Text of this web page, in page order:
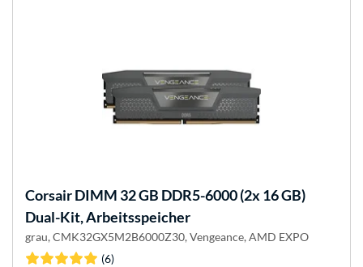
CorsairDIMM 32 GB DDR5-6000 (2x 16 GB)
Dual-Kit, Arbeitsspeicher
grau, CMK32GX5M2B6000Z30, Vengeance, AMD EXPO
(6)